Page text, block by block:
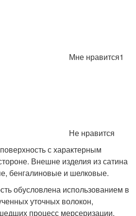
Мне нравится1
Не нравится
с характерным
Внешне изделия из сатина
бенгалиновые и шелковые.
обусловлена использованием в
уточных волокон,
процесс мерсеризации.